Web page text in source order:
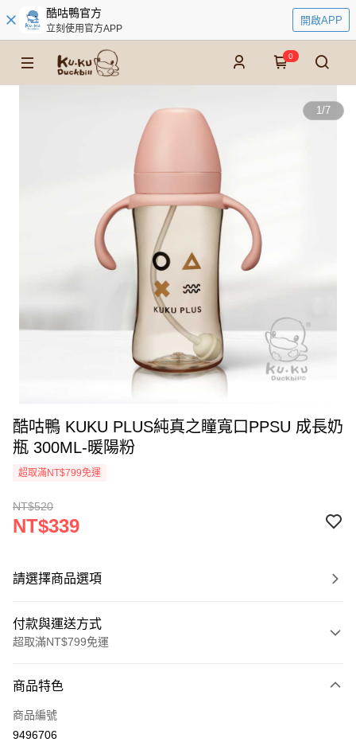
酷咕鴨官方
立刻使用官方APP
開啟APP
0
1/7
酷咕鴨 KUKU PLUS純真之瞳寬口PPSU 成長奶
瓶 300ML-暖陽粉
超取滿NT$799免運
NT$520
NT$339
請選擇商品選項
付款與運送方式
超取滿NT$799免運
信用卡一次付款
信用卡分期付款
商品特色
商品編號
9496706